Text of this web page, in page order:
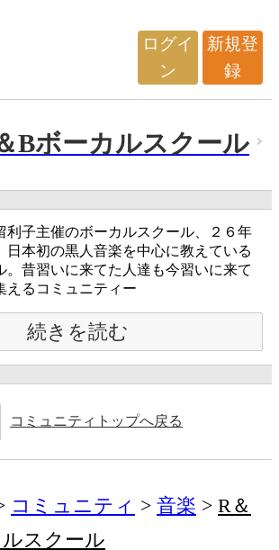
ログイ
ン
新規登
録
Bボーカルスクール
利子主催のボーカルスクール、２６年
日本初の黒人音楽を中心に教えている
。昔習いに来てた人達も今習いに来て
えるコミュニティー
続きを読む
コミュニティトップへ戻る
コミュニティ 音楽
R＆
スクール